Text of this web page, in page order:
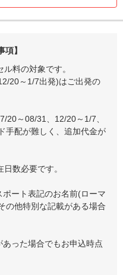
項】
料の対象です。
20～1/7出発)はご出発の
20～08/31、12/20～1/7、
手配が難しく、追加代金が
数必要です。
ート表記のお名前(ローマ
の他特別な記載がある場合
った場合でもお申込時点